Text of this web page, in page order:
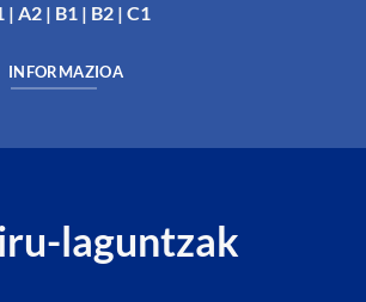
| A2 | B1 | B2 | C1
INFORMAZIOA
laguntzak